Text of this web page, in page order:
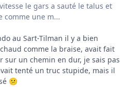
le gars a sauté le talus et
comme une m...
au Sart-Tilman il y a bien
comme la braise, avait fait
sur un chemin en dur, je sais pas
tenté un truc stupide, mais il
😕